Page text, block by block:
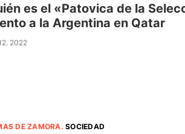
es el «Patovica de la
a la Argentina en Qatar
2022
DE ZAMORA.SOCIEDAD